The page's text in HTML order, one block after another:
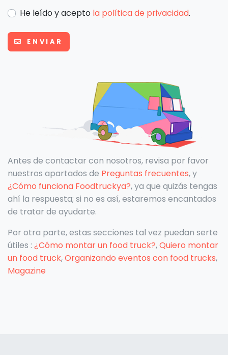
He leído y acepto la política de privacidad.
ENVIAR
Antes de contactar con nosotros, revisa por favor
nuestros apartados de Preguntas frecuentes, y
¿Cómo funciona Foodtruckya?, ya que quizás tengas
ahí la respuesta; si no es así, estaremos encantados
de tratar de ayudarte.
Por otra parte, estas secciones tal vez puedan serte
útiles : ¿Cómo montar un food truck?,Quiero montar
un food truck,Organizando eventos con food trucks,
Magazine